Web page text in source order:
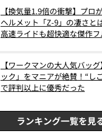
【換気量1.9倍の衝撃】プロ
ヘルメット「Z-9」の凄さと
高速ライドも超快適な傑作
【ワークマンの大人気バッ
ック」をマニアが絶賛！“し
で評判以上に優秀だった
ランキング一覧を見